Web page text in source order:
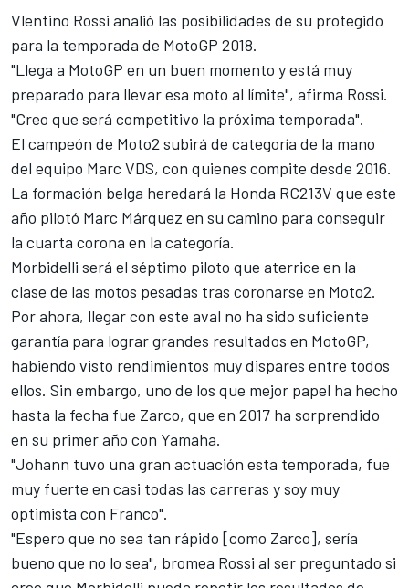
Vlentino Rossi analió las posibilidades de su protegido
para la temporada de MotoGP 2018.
"Llega a MotoGP en un buen momento y está muy
preparado para llevar esa moto al límite", afirma Rossi.
"Creo que será competitivo la próxima temporada".
El campeón de Moto2 subirá de categoría de la mano
del equipo Marc VDS, con quienes compite desde 2016.
La formación belga heredará la Honda RC213V que este
año pilotó Marc Márquez en su camino para conseguir
la cuarta corona en la categoría.
Morbidelli será el séptimo piloto que aterrice en la
clase de las motos pesadas tras coronarse en Moto2.
Por ahora, llegar con este aval no ha sido suficiente
garantía para lograr grandes resultados en MotoGP,
habiendo visto rendimientos muy dispares entre todos
ellos. Sin embargo, uno de los que mejor papel ha hecho
hasta la fecha fue Zarco, que en 2017 ha sorprendido
en su primer año con Yamaha.
"Johann tuvo una gran actuación esta temporada, fue
muy fuerte en casi todas las carreras y soy muy
optimista con Franco".
"Espero que no sea tan rápido [como Zarco], sería
bueno que no lo sea", bromea Rossi al ser preguntado si